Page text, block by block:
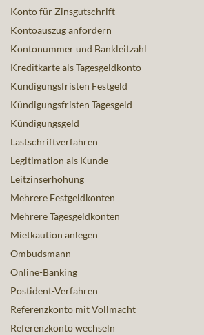
Konto für Zinsgutschrift
Kontoauszug anfordern
Kontonummer und Bankleitzahl
Kreditkarte als Tagesgeldkonto
Kündigungsfristen Festgeld
Kündigungsfristen Tagesgeld
Kündigungsgeld
Lastschriftverfahren
Legitimation als Kunde
Leitzinserhöhung
Mehrere Festgeldkonten
Mehrere Tagesgeldkonten
Mietkaution anlegen
Ombudsmann
Online-Banking
Postident-Verfahren
Referenzkonto mit Vollmacht
Referenzkonto wechseln